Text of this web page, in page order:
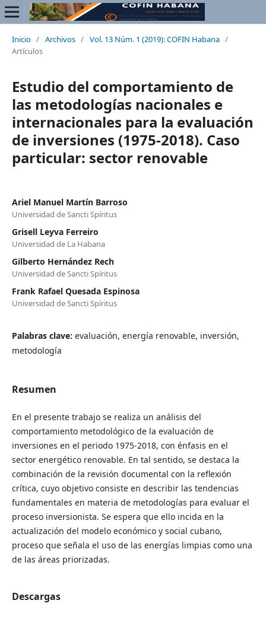
Inicio / Archivos / Vol. 13 Núm. 1 (2019): COFIN Habana /
Artículos
Estudio del comportamiento de
las metodologías nacionales e
internacionales para la evaluación
de inversiones (1975-2018). Caso
particular: sector renovable
Ariel Manuel Martín Barroso
Universidad de Sancti Spíritus
Grisell Leyva Ferreiro
Universidad de La Habana
Gilberto Hernández Rech
Universidad de Sancti Spíritus
Frank Rafael Quesada Espinosa
Universidad de Sancti Spíritus
Palabras clave: evaluación, energía renovable, inversión,
metodología
Resumen
En el presente trabajo se realiza un análisis del
comportamiento metodológico de la evaluación de
inversiones en el periodo 1975-2018, con énfasis en el
sector energético renovable. En tal sentido, se destaca la
combinación de la revisión documental con la reflexión
crítica, cuyo objetivo consiste en describir las tendencias
fundamentales en materia de metodologías para evaluar el
proceso inversionista. Se espera que ello incida en la
actualización del modelo económico y social cubano,
proceso que señala el uso de las energías limpias como una
de las áreas priorizadas.
Descargas